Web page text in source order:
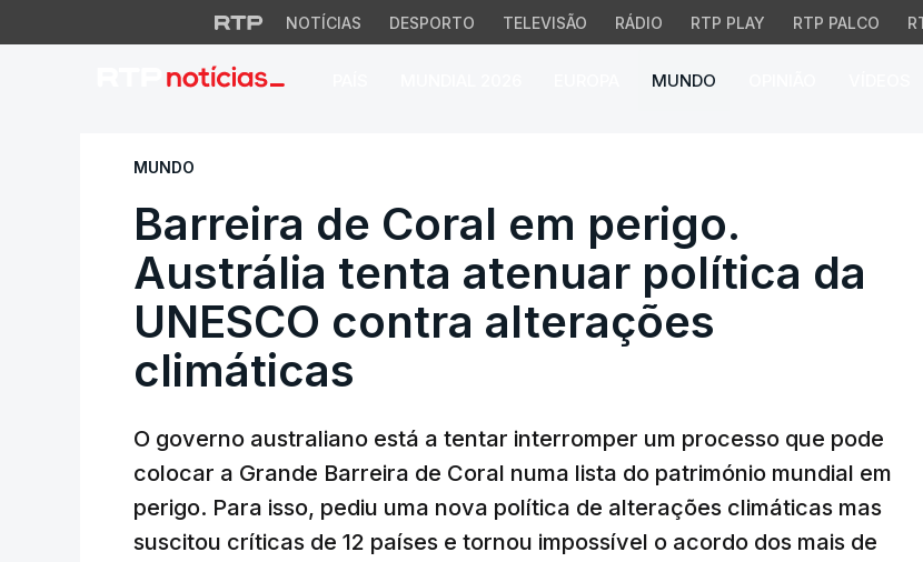
NOTÍCIAS DESPORTO TELEVISÃO RÁDIO RTP PLAY RTP PALCO
MUNDO
Barreira de Coral em perigo.
MUNDO
Barreira de Coral em perigo.
Austrália tenta atenuar política da
UNESCO contra alterações
climáticas
O governo australiano está a tentar interromper um processo que pode
colocar a Grande Barreira de Coral numa lista do património mundial em
perigo. Para isso, pediu uma nova política de alterações climáticas mas
suscitou críticas de 12 países e tornou impossível o acordo dos mais de